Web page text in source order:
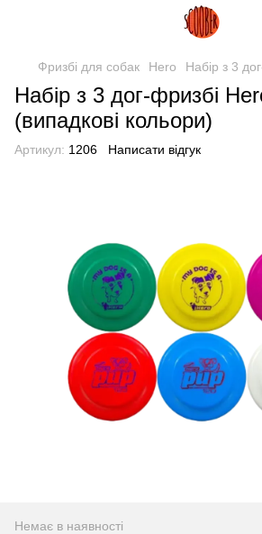
Фризбі для собак Hero Набір з 3
Набір з 3 дог-фризбі
(випадкові кольори)
Артикул: 1206 Написати відгук
Немає в наявності